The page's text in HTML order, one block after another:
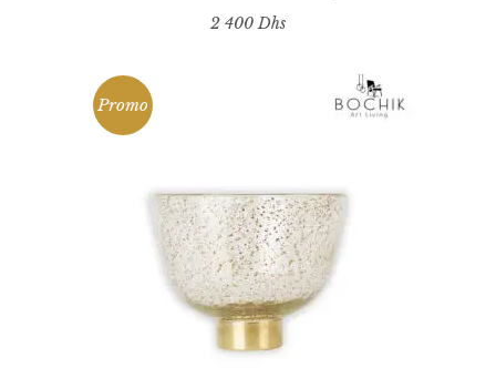
2 400Dhs
Promo
AJOUTER AU PANIER